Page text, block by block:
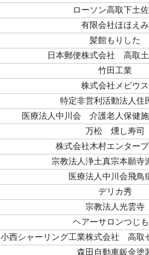
ローソン高取下土
有限会社ほほえみ
髪館もりした
日本郵便株式会社 高取
竹田工業
株式会社メビウス
特定非営利活動法人住
医療法人中川会 介護老人保健
万松 燻し寿司
株式会社木村エンター
宗教法人浄土真宗本願寺
医療法人中川会飛鳥
デリカ秀
宗教法人光雲寺
ヘアーサロンつじも
小西シャーリング工業株式会社 高取
森田自動車鈑金塗